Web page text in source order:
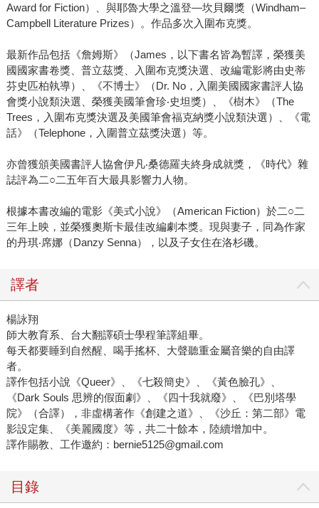
Award for Fiction）、與耶魯大學之溫登―坎貝爾獎（Windham–
Campbell Literature Prizes）。作品多次入圍布克獎。
最新作品包括《詹姆斯》（James，以下書名皆為暫譯，榮獲美
國國家書卷獎、普立茲獎、入圍布克獎決選、改編電影將由史蒂
芬史匹柏執導）、《不博士》（Dr. No，入圍美國國家書評人協
會獎小說類決選、榮獲美國筆會珍‧史坦獎）、《樹木》（The
Trees，入圍布克獎決選及美國筆會福克納獎小說類決選）、《電
話》（Telephone，入圍普立茲獎決選）等。
亦曾獲頒美國書評人協會伊凡‧桑德羅夫終身成就獎，《時代》雜
誌評為二○二五年百大最具影響力人物。
根據本書改編的電影《美式小說》（American Fiction）於二○二
三年上映，並榮獲奧斯卡最佳改編劇本獎。現與妻子，同為作家
的丹琪‧席娜（Danzy Senna），以及子女住在洛杉磯。
譯者
楊詠翔
師大教育系、台大翻譯碩士學程筆譯組畢。
每天都要睡到自然醒、喝手搖杯、大聲聽重金屬音樂的自由譯
者。
譯作包括小說《Queer》、《七殺簡史》、《黃色臉孔》、
《Dark Souls 思辨的假面劇》、《四十我就廢》、《巴別塔學
院》（合譯），非虛構著作《創建之道》、《沙丘：第二部》電
影設定集、《美麗國度》等，共二十餘本，陸續增加中。
譯作賜教、工作邀約：bernie5125@gmail.com
目錄